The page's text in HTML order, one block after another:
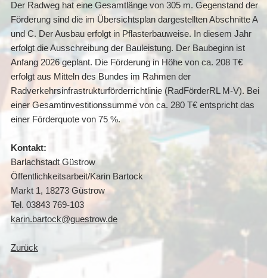
Der Radweg hat eine Gesamtlänge von 305 m. Gegenstand der
Förderung sind die im Übersichtsplan dargestellten Abschnitte A
und C. Der Ausbau erfolgt in Pflasterbauweise. In diesem Jahr
erfolgt die Ausschreibung der Bauleistung. Der Baubeginn ist
Anfang 2026 geplant. Die Förderung in Höhe von ca. 208 T€
erfolgt aus Mitteln des Bundes im Rahmen der
Radverkehrsinfrastrukturförderrichtlinie (RadFörderRL M-V). Bei
einer Gesamtinvestitionssumme von ca. 280 T€ entspricht das
einer Förderquote von 75 %.
Kontakt:
Barlachstadt Güstrow
Öffentlichkeitsarbeit/Karin Bartock
Markt 1, 18273 Güstrow
Tel. 03843 769-103
karin.bartock@guestrow.de
Zurück